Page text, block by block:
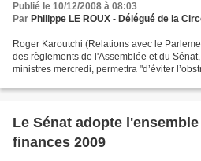
Publié le 10/12/2008 à 08:03
Par Philippe LE ROUX - Délégué de la
Roger Karoutchi (Relations avec le
des règlements de l'Assemblée et du
ministres mercredi, permettra "d’éviter
Le Sénat adopte
finances 2009